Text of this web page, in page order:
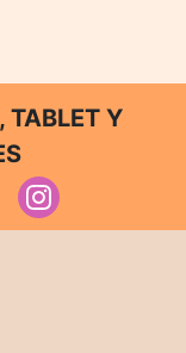
TABLET Y